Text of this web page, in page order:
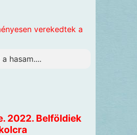
verekedtek a
hasam....